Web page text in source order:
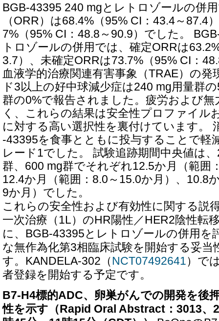
BGB-43395 240 mgとレトロゾールの併
（ORR）は68.4%（95% CI：43.4～87.4
7%（95% CI：48.8～90.9）でした。
トロゾールの併用では、確定ORRは
3.7）、未確定ORRは73.7%（95% CI：
血液学的治療関連有害事象（TRAE）の発
ド3以上の好中球減少症は240 mg用量群
群の0%で報告されました。疲労および無
く、これらの結果は安全性プロファイル
に対する高い選択性を裏付けています。
-43395を食事とともに投与することで軽
レード1でした。 試験追跡期間中央値は
群、600 mg群でそれぞれ12.5か月（範囲
12.4か月（範囲：8.0～15.0か月）、10.8
9か月）でした。
これらの安全性および有効性に関する説
一次治療（1L）のHR陽性／HER2陰性転
に、BGB-43395とレトロゾールの併用を
な無作為化第3相臨床試験を開始する妥
す。KANDELA-302（NCT07492641）で
者登録を開始する予定です。
B7-H4標的ADC、卵巣がんでの開発を後
性を示す（Rapid Oral Abstract：3013、